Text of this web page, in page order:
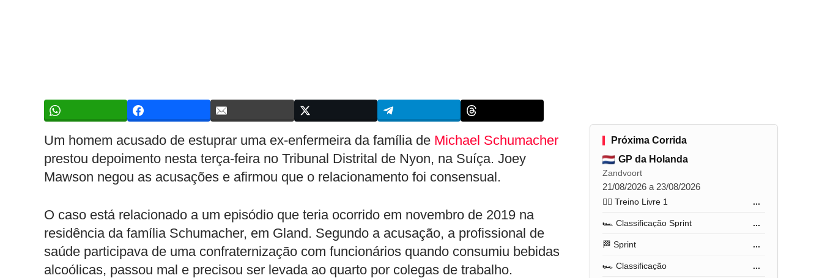
Um homem acusado de estuprar uma ex-enfermeira da família de Michael Schumacher
prestou depoimento nesta terça-feira no Tribunal Distrital de Nyon, na Suíça. Joey
Mawson negou as acusações e afirmou que o relacionamento foi consensual.
O caso está relacionado a um episódio que teria ocorrido em novembro de 2019 na
residência da família Schumacher, em Gland. Segundo a acusação, a profissional de
saúde participava de uma confraternização com funcionários quando consumiu bebidas
alcoólicas, passou mal e precisou ser levada ao quarto por colegas de trabalho.
Próxima Corrida
GP da Holanda
Zandvoort
21/08/2026 a 23/08/2026
🏋️‍♂️ Treino Livre 1 ...
🏎️ Classificação Sprint ...
🏁 Sprint ...
🏎️ Classificação ...